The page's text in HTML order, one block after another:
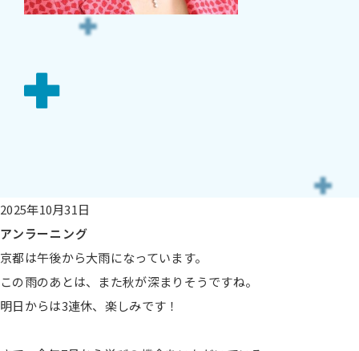
2025年10月31日
アンラーニング
京都は午後から大雨になっています。
この雨のあとは、また秋が深まりそうですね。
明日からは3連休、楽しみです！